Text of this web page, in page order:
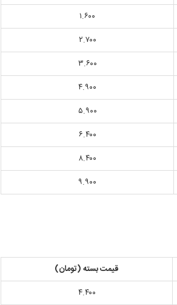
۱.۶۰۰
۲.۷۰۰
۳.۶۰۰
۴.۹۰۰
۵.۹۰۰
۶.۴۰۰
۸.۴۰۰
۹.۹۰۰
قیمت بسته (تومان)
۴.۴۰۰